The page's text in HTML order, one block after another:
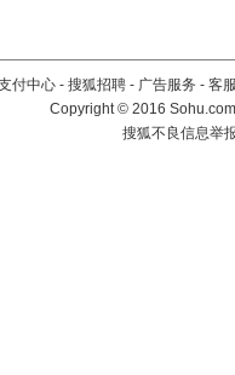
付中心 - 搜狐招聘 - 广告服务 - 客
Copyright©2016
搜狐不良信息举